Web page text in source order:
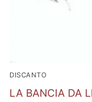
DISCANTO
LA BANCIA DA